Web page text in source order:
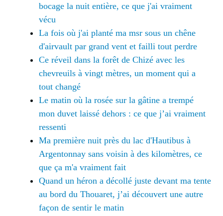
bocage la nuit entière, ce que j'ai vraiment
vécu
La fois où j'ai planté ma msr sous un chêne
d'airvault par grand vent et failli tout perdre
Ce réveil dans la forêt de Chizé avec les
chevreuils à vingt mètres, un moment qui a
tout changé
Le matin où la rosée sur la gâtine a trempé
mon duvet laissé dehors : ce que j’ai vraiment
ressenti
Ma première nuit près du lac d'Hautibus à
Argentonnay sans voisin à des kilomètres, ce
que ça m'a vraiment fait
Quand un héron a décollé juste devant ma tente
au bord du Thouaret, j’ai découvert une autre
façon de sentir le matin